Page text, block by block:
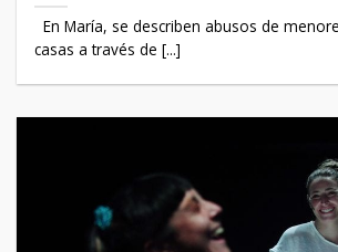
En María, se describen abusos de
casas a través de [...]